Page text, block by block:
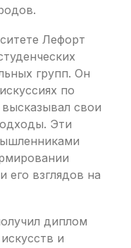
Лефорт
групп. Он
по
свои
Эти
его взглядов на
диплом
и